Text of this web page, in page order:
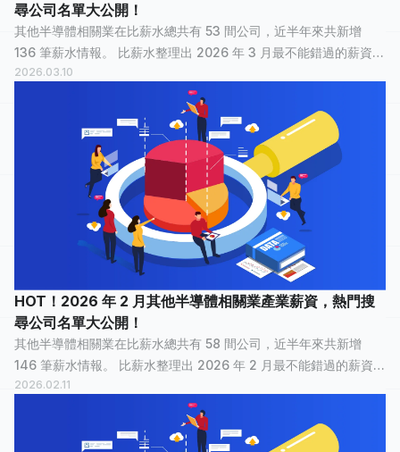
尋公司名單大公開！
其他半導體相關業在比薪水總共有 53 間公司，近半年來共新增
136 筆薪水情報。 比薪水整理出 2026 年 3 月最不能錯過的薪資情
報，讓正在物色新工作的大家，可以快速了解其他半導體相關業
2026.03.10
HOT！2026 年 2 月其他半導體相關業產業薪資，熱門搜
尋公司名單大公開！
其他半導體相關業在比薪水總共有 58 間公司，近半年來共新增
146 筆薪水情報。 比薪水整理出 2026 年 2 月最不能錯過的薪資情
報，讓正在物色新工作的大家，可以快速了解其他半導體相關業
2026.02.11